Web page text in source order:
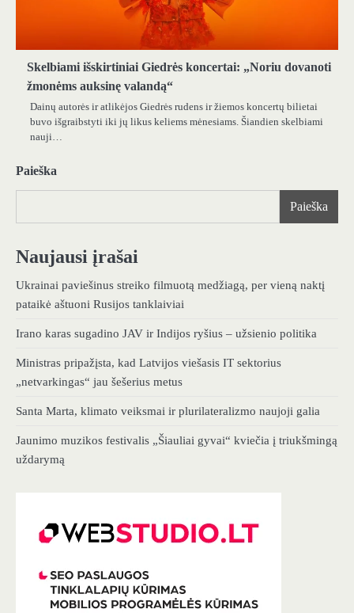
Skelbiami išskirtiniai Giedrės koncertai: „Noriu dovanoti
žmonėms auksinę valandą“
Dainų autorės ir atlikėjos Giedrės rudens ir žiemos koncertų bilietai
buvo išgraibstyti iki jų likus keliems mėnesiams. Šiandien skelbiami
nauji…
Paieška
Paieška
Naujausi įrašai
Ukrainai paviešinus streiko filmuotą medžiagą, per vieną naktį
pataikė aštuoni Rusijos tanklaiviai
Irano karas sugadino JAV ir Indijos ryšius – užsienio politika
Ministras pripažįsta, kad Latvijos viešasis IT sektorius
„netvarkingas“ jau šešerius metus
Santa Marta, klimato veiksmai ir plurilateralizmo naujoji galia
Jaunimo muzikos festivalis „Šiauliai gyvai“ kviečia į triukšmingą
uždarymą